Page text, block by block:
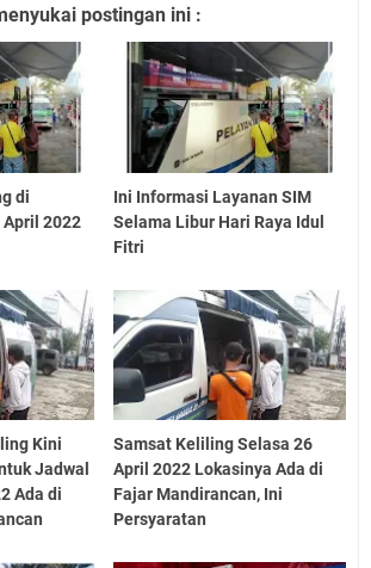
postingan ini :
di
April 2022
Ini Informasi Layanan SIM
Selama Libur Hari Raya Idul
Fitri
Kini
Jadwal
Ada di
Samsat Keliling Selasa 26
April 2022 Lokasinya Ada di
Fajar Mandirancan, Ini
Persyaratan